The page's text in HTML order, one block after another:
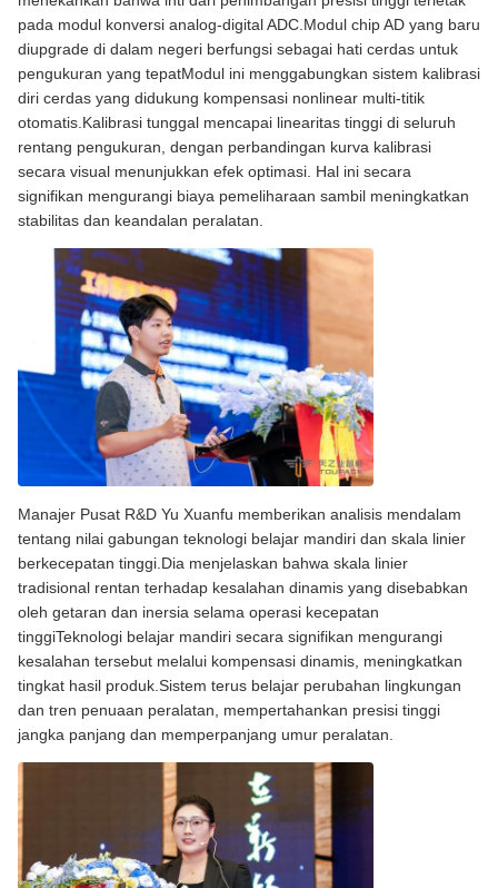
pada modul konversi analog-digital ADC.Modul chip AD yang baru
diupgrade di dalam negeri berfungsi sebagai hati cerdas untuk
pengukuran yang tepatModul ini menggabungkan sistem kalibrasi
diri cerdas yang didukung kompensasi nonlinear multi-titik
otomatis.Kalibrasi tunggal mencapai linearitas tinggi di seluruh
rentang pengukuran, dengan perbandingan kurva kalibrasi
secara visual menunjukkan efek optimasi. Hal ini secara
signifikan mengurangi biaya pemeliharaan sambil meningkatkan
stabilitas dan keandalan peralatan.
Manajer Pusat R&D Yu Xuanfu memberikan analisis mendalam
tentang nilai gabungan teknologi belajar mandiri dan skala linier
berkecepatan tinggi.Dia menjelaskan bahwa skala linier
tradisional rentan terhadap kesalahan dinamis yang disebabkan
oleh getaran dan inersia selama operasi kecepatan
tinggiTeknologi belajar mandiri secara signifikan mengurangi
kesalahan tersebut melalui kompensasi dinamis, meningkatkan
tingkat hasil produk.Sistem terus belajar perubahan lingkungan
dan tren penuaan peralatan, mempertahankan presisi tinggi
jangka panjang dan memperpanjang umur peralatan.